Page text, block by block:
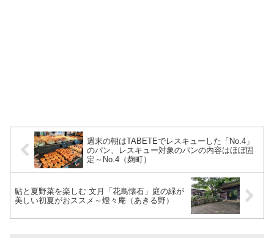
週末の朝はTABETEでレスキューした「No.4」
のパン、レスキュー対象のパンの内容はほぼ固
定～No.4（麹町）
鮎と夏野菜を楽しむ 文月「花鳥懐石」庭の緑が
美しい初夏がおススメ～燈々庵（あきる野）